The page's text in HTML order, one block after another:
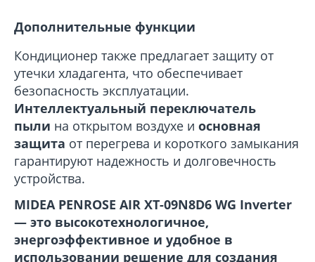
Дополнительные функции
Кондиционер также предлагает защиту от
утечки хладагента, что обеспечивает
безопасность эксплуатации.
Интеллектуальный переключатель
пыли на открытом воздухе и основная
защита от перегрева и короткого замыкания
гарантируют надежность и долговечность
устройства.
MIDEA PENROSE AIR XT-09N8D6 WG Inverter
— это высокотехнологичное,
энергоэффективное и удобное в
использовании решение для создания